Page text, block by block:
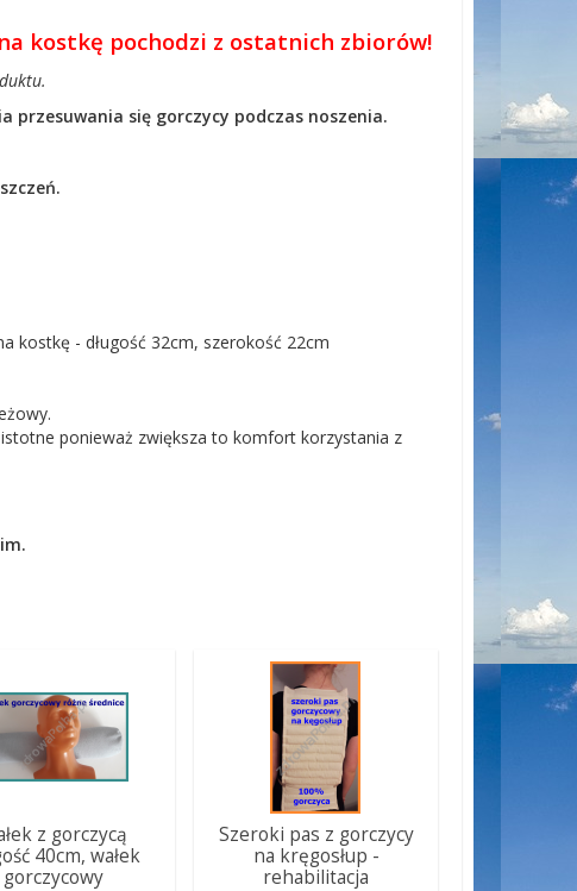
kostkę pochodzi z ostatnich zbiorów!
przesuwania się gorczycy podczas noszenia.
kostkę - długość 32cm, szerokość 22cm
ponieważ zwiększa to komfort korzystania z
z gorczycą
40cm, wałek
gorczycowy
Szeroki pas z gorczycy
na kręgosłup -
rehabilitacja